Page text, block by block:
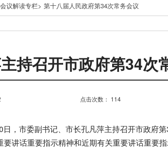
议解读专栏> 第十八届人民政府第34次常务会议
持召开市政府第34次
点击次数： 114
日，市委副书记、市长孔凡萍主持召开市政府
讲话重要指示精神和近期有关重要讲话重要指